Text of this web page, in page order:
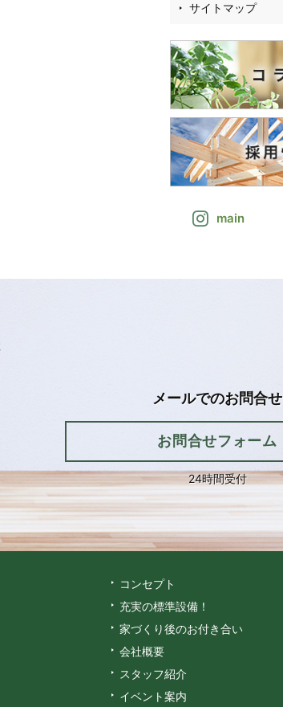
サイトマップ
main
メールでのお問合せ
お問合せフォーム
24時間受付
コンセプト
充実の標準設備！
家づくり後のお付き合い
会社概要
スタッフ紹介
イベント案内